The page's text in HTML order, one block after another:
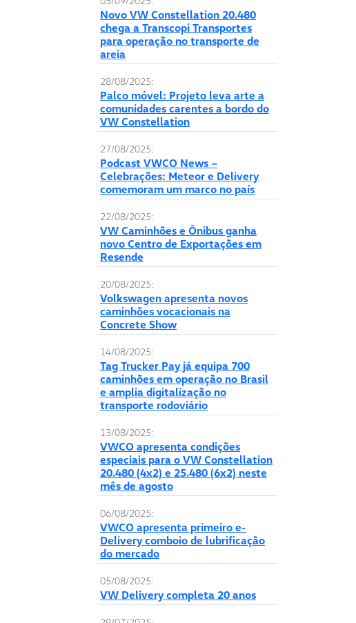
Novo VW Constellation 20.480
chega a Transcopi Transportes
para operação no transporte de
areia
28/08/2025:
Palco móvel: Projeto leva arte a
comunidades carentes a bordo do
VW Constellation
27/08/2025:
Podcast VWCO News –
Celebrações: Meteor e Delivery
comemoram um marco no país
22/08/2025:
VW Caminhões e Ônibus ganha
novo Centro de Exportações em
Resende
20/08/2025:
Volkswagen apresenta novos
caminhões vocacionais na
Concrete Show
14/08/2025:
Tag Trucker Pay já equipa 700
caminhões em operação no Brasil
e amplia digitalização no
transporte rodoviário
13/08/2025:
VWCO apresenta condições
especiais para o VW Constellation
20.480 (4x2) e 25.480 (6x2) neste
mês de agosto
06/08/2025:
VWCO apresenta primeiro e-
Delivery comboio de lubrificação
do mercado
05/08/2025:
VW Delivery completa 20 anos